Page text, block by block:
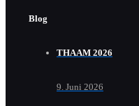
Blog
THAAM 2026
9. Juni 2026